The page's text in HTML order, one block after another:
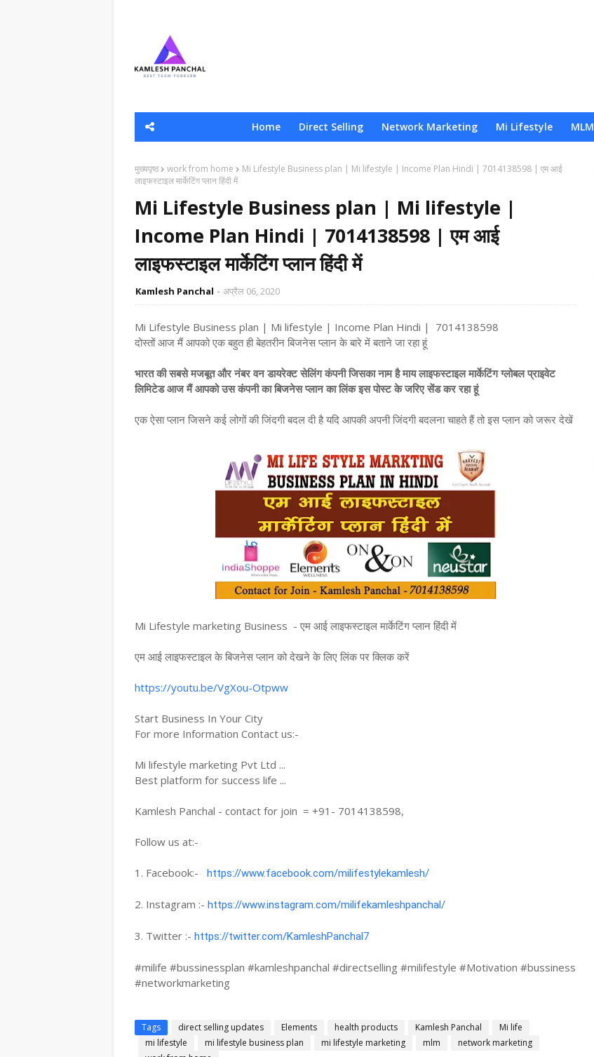
Home Direct Selling Network Marketing Mi Lifestyle MLM
मुख्यपृष्ठ work from home
Mi Lifestyle Business plan | Mi lifestyle | Income Plan Hindi | 7014138598 | एम आई
लाइफस्टाइल मार्केटिंग प्लान हिंदी में
Mi Lifestyle Business plan | Mi lifestyle |
Income Plan Hindi | 7014138598 | एम आई
लाइफस्टाइल मार्केटिंग प्लान हिंदी में
Kamlesh Panchal अप्रैल 06, 2020
Mi Lifestyle Business plan | Mi lifestyle | Income Plan Hindi |  7014138598
दोस्तों आज मैं आपको एक बहुत ही बेहतरीन बिजनेस प्लान के बारे में बताने जा रहा हूं
भारत की सबसे मजबूत और नंबर वन डायरेक्ट सेलिंग कंपनी जिसका नाम है माय लाइफस्टाइल मार्केटिंग ग्लोबल प्राइवेट
लिमिटेड आज मैं आपको उस कंपनी का बिजनेस प्लान का लिंक इस पोस्ट के जरिए सेंड कर रहा हूं
एक ऐसा प्लान जिसने कई लोगों की जिंदगी बदल दी है यदि आपकी अपनी जिंदगी बदलना चाहते हैं तो इस प्लान को जरूर देखें
Mi Lifestyle marketing Business  - एम आई लाइफस्टाइल मार्केटिंग प्लान हिंदी में
एम आई लाइफस्टाइल के बिजनेस प्लान को देखने के लिए लिंक पर क्लिक करें
https://youtu.be/VgXou-Otpww
Start Business In Your City
For more Information Contact us:-
Mi lifestyle marketing Pvt Ltd ...
Best platform for success life ...
Kamlesh Panchal - contact for join  = +91- 7014138598,
Follow us at:-
1. Facebook:- https://www.facebook.com/milifestylekamlesh/
2. Instagram :- https://www.instagram.com/milifekamleshpanchal/
3. Twitter :- https://twitter.com/KamleshPanchal7
#milife #bussinessplan #kamleshpanchal #directselling #milifestyle #Motivation #bussiness
#networkmarketing
Tags direct selling updates Elements health products Kamlesh Panchal
Mi life
mi lifestyle
mi lifestyle business plan mi lifestyle marketing mlm
network marketing